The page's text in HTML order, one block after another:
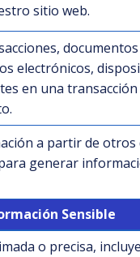
sitio web.
electrónicos,
en una
a partir de otros
generar
Sensible
o precisa,